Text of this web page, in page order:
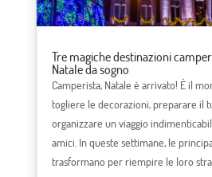
Tre magiche destinazioni
Natale da sogno
Camperista, Natale è arrivato! È il
togliere le decorazioni, preparare il
organizzare un viaggio
amici. In queste settimane, le
trasformano per riempire le loro